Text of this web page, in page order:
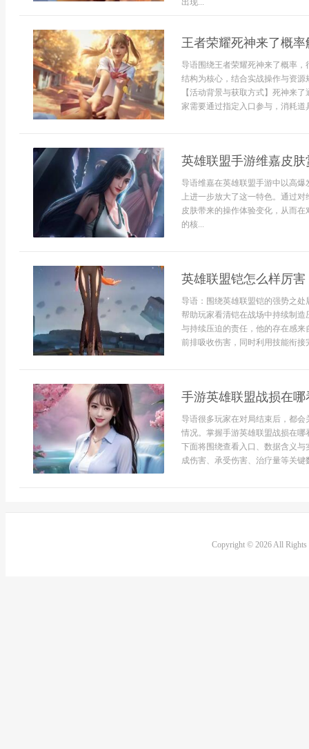
出现...
王者荣耀死神来了概
导语围绕王者荣耀死神来了概率
结构为核心，结合实战操作与资
【活动背景与获取方式】死神来
家需要通过指定入口参与，消耗道
英雄联盟手游维嘉皮
导语维嘉在英雄联盟手游中以高
上进一步放大了这一特色。通过
皮肤带来的操作体验变化，从而
的核...
英雄联盟铠怎么样厉害
导语：围绕英雄联盟铠的强势之
帮助玩家看清铠在战场中持续制
与持续压迫的责任，他的存在感
前排吸收伤害，同时利用技能衔
手游英雄联盟战损在哪
导语很多玩家在对局结束后，都
情况。掌握手游英雄联盟战损在
下面将围绕查看入口、数据含义
成伤害、承受伤害、治疗量等关
Copyright © 2026 All